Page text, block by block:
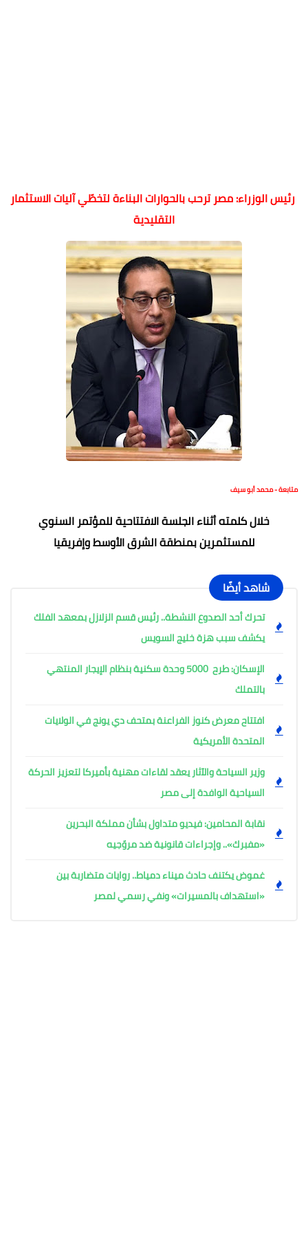
رئيس الوزراء: مصر ترحب بالحوارات البناءة لتخطّي آليات الاستثمار
التقليدية
متابعة - محمد أبو سيف
خلال كلمته أثناء الجلسة الافتتاحية للمؤتمر السنوي
للمستثمرين بمنطقة الشرق الأوسط وإفريقيا
شاهد أيضًا
تحرك أحد الصدوع النشطة.. رئيس قسم الزلازل بمعهد الفلك
يكشف سبب هزة خليج السويس
الإسكان: طرح 5000 وحدة سكنية بنظام الإيجار المنتهي
بالتملك
افتتاح معرض كنوز الفراعنة بمتحف دي يونج في الولايات
المتحدة الأمريكية
وزير السياحة والآثار يعقد لقاءات مهنية بأميركا لتعزيز الحركة
السياحية الوافدة إلى مصر
نقابة المحامين: فيديو متداول بشأن مملكة البحرين
«مفبرك».. وإجراءات قانونية ضد مروّجيه
غموض يكتنف حادث ميناء دمياط.. روايات متضاربة بين
«استهداف بالمسيرات» ونفي رسمي لمصر